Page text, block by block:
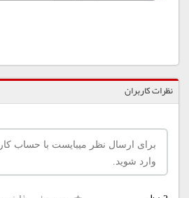
نظرات کاربران